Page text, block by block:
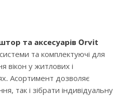
та аксесуарів Orvit
та комплектуючі для
вікон у житлових і
Асортимент дозволяє
так і зібрати індивідуальну